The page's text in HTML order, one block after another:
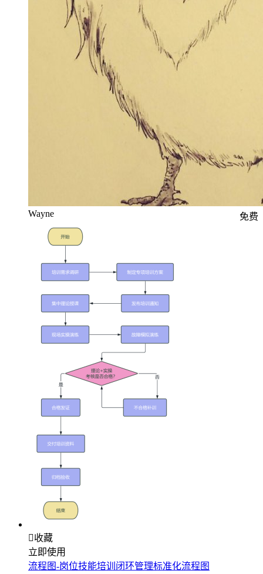
Wayne 免费
收藏
立即使用
流程图-岗位技能培训闭环管理标准化流程图